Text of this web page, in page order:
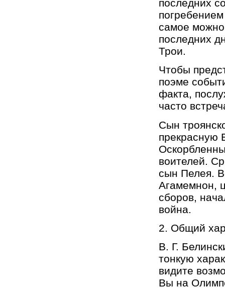
последних
погребением
самое можно
последних
Трои.
Чтобы
поэме
факта,
часто
Сын
прекрасную
воителей.
сын Пелея.
Агамемнон,
сборов,
война.
2. Общий
В. Г.
тонкую
видите
Вы на